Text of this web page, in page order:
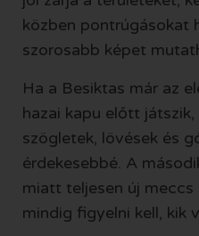
közben pontrúgásokat
szorosabb képet
Ha a Besiktas már az
hazai kapu előtt
szögletek, lövések és
érdekesebbé. A
miatt teljesen új
mindig figyelni kell, kik